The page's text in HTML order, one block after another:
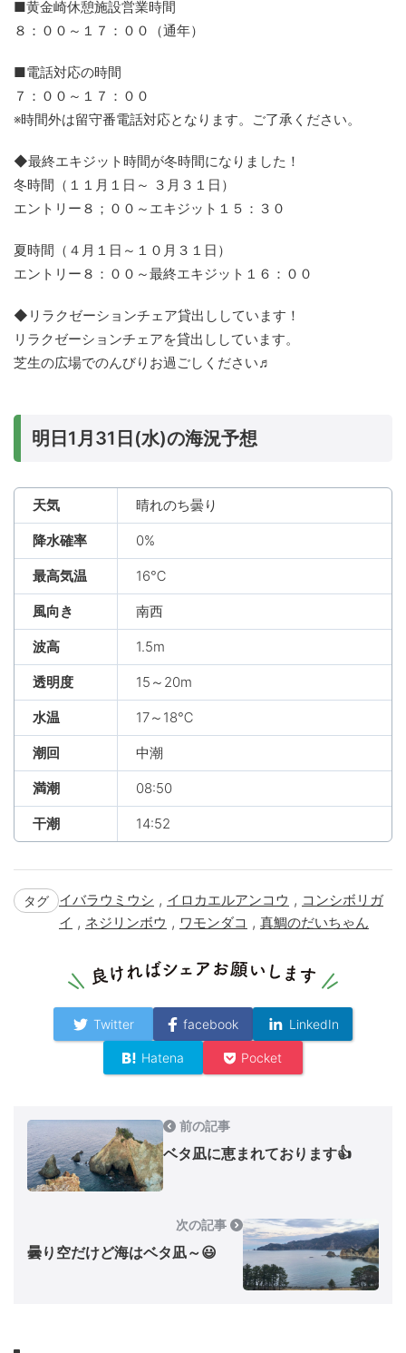
■黄金崎休憩施設営業時間
８：００～１７：００（通年）
■電話対応の時間
７：００～１７：００
※時間外は留守番電話対応となります。ご了承ください。
◆最終エキジット時間が冬時間になりました！
冬時間（１１月１日～ ３月３１日）
エントリー８；００～エキジット１５：３０
夏時間（４月１日～１０月３１日）
エントリー８：００～最終エキジット１６：００
◆リラクゼーションチェア貸出ししています！
リラクゼーションチェアを貸出ししています。
芝生の広場でのんびりお過ごしください♬
明日1月31日(水)の海況予想
天気 晴れのち曇り
降水確率 0%
最高気温 16℃
風向き 南西
波高 1.5m
透明度 15～20m
水温 17～18℃
潮回 中潮
満潮 08:50
干潮 14:52
タグ イバラウミウシ , イロカエルアンコウ , コンシボリガ
イ , ネジリンボウ , ワモンダコ , 真鯛のだいちゃん
Twitter facebook LinkedIn
Hatena Pocket
前の記事
ベタ凪に恵まれております👍
次の記事
曇り空だけど海はベタ凪～😃